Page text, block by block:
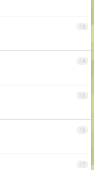
13
14
15
16
17